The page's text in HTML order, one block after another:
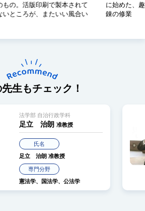
もの。活版印刷で製本されて
いところが、またいい風合い
に始めた、
錬の修業
生もチェック！
法学部 自治行政学科
足立 治朗准教授
氏名
足立 治朗准教授
専門分野
憲法学、国法学、公法学